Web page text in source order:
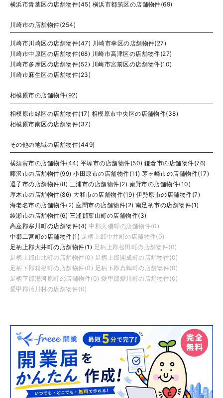
横浜市青葉区の店舗物件(45) 横浜市都筑区の店舗物件(69)
川崎市の店舗物件(254)
川崎市川崎区の店舗物件(47) 川崎市幸区の店舗物件(27)
川崎市中原区の店舗物件(68) 川崎市高津区の店舗物件(27)
川崎市多摩区の店舗物件(52) 川崎市宮前区の店舗物件(10)
川崎市麻生区の店舗物件(23)
相模原市の店舗物件(92)
相模原市緑区の店舗物件(17) 相模原市中央区の店舗物件(38)
相模原市南区の店舗物件(37)
その他の地域の店舗物件(449)
横須賀市の店舗物件(44) 平塚市の店舗物件(50) 鎌倉市の店舗物件(76)
藤沢市の店舗物件(99) 小田原市の店舗物件(11) 茅ヶ崎市の店舗物件(17)
逗子市の店舗物件(8) 三浦市の店舗物件(2) 秦野市の店舗物件(10)
厚木市の店舗物件(86) 大和市の店舗物件(19) 伊勢原市の店舗物件(7)
海老名市の店舗物件(2) 座間市の店舗物件(2) 南足柄市の店舗物件(1)
綾瀬市の店舗物件(6) 三浦郡葉山町の店舗物件(3)
高座郡寒川町の店舗物件(4) 中郡大磯町の店舗物件(0)
中郡二宮町の店舗物件(1) 足柄上郡中井町の店舗物件(0)
足柄上郡大井町の店舗物件(1) 足柄上郡松田町の店舗物件(0)
足柄上郡山北町の店舗物件(0) 足柄上郡開成町の店舗物件(0)
足柄下郡箱根町の店舗物件(0) 足柄下郡真鶴町の店舗物件(0)
足柄下郡湯河原町の店舗物件(0) 愛甲郡愛川町の店舗物件(0)
愛甲郡清川村の店舗物件(0)